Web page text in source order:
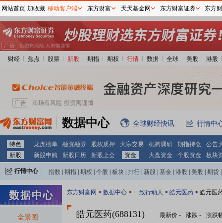
财经 焦点 股票 新股 期指 期权 行情 数据 全球 美股 港股
数据中心 全球财经快讯 行情中
特色 龙虎榜单 融资融券 股权质押 大宗交易 机构调研 期指持仓
公告
新股
新股申购 新股日历 新股上会 资金 大盘资金 个股资金 板块
行情中心 指数 期指 期权 个股 板块 排行 新股 基金 港股 美股 期货
全景图
东方财富网 > 数据中心 > 一致行动人 > 皓元医药 > 皓元医
皓元医药(688131) 最新价 - 涨跌 - 涨跌
网站首页 加收藏 移动客户端 东方财富 天天基金网 东方财富证券 东方